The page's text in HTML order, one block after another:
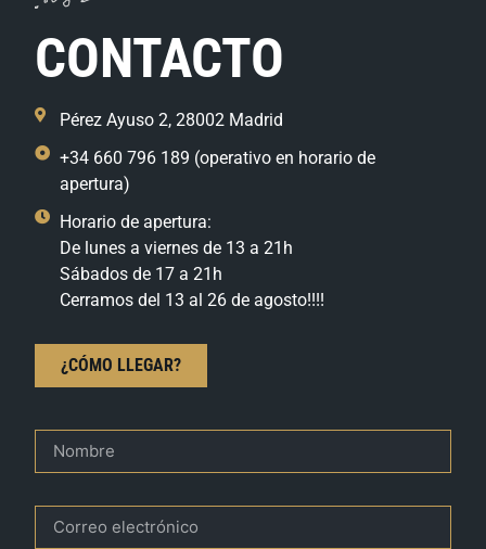
CONTACTO
Pérez Ayuso 2, 28002 Madrid
+34 660 796 189 (operativo en horario de
apertura)
Horario de apertura:
De lunes a viernes de 13 a 21h
Sábados de 17 a 21h
Cerramos del 13 al 26 de agosto!!!!
¿CÓMO LLEGAR?